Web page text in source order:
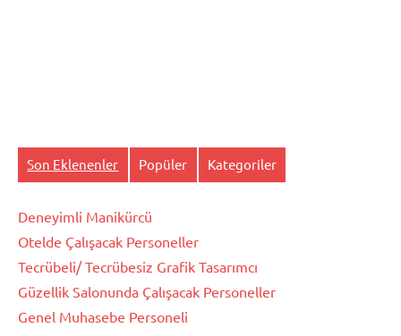
Son Eklenenler Popüler Kategoriler
Deneyimli Manikürcü
Otelde Çalışacak Personeller
Tecrübeli/ Tecrübesiz Grafik Tasarımcı
Güzellik Salonunda Çalışacak Personeller
Genel Muhasebe Personeli